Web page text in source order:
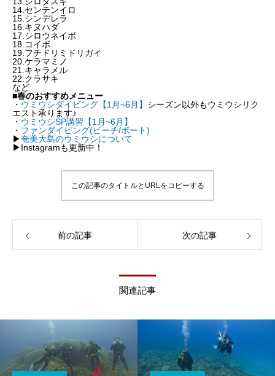
14.センテンイロ
15.シンデレラ
16.キヌハダ
17.シロウネイボ
18.コイボ
19.フチドリミドリガイ
20.ケラマミノ
21.キャラメル
22.クラサキ
など
■春のおすすめメニュー
・ ウミウシダイビング【1月~6月】 シーズン以外もウミウシリク
エスト承ります♪
・ ウミウシSP講習【1月~6月】
・ ファンダイビング(ビーチ/ボート)
▶︎奄美大島のウミウシについて
▶︎Instagramも更新中！
この記事のタイトルとURLをコピーする
前の記事 次の記事
関連記事